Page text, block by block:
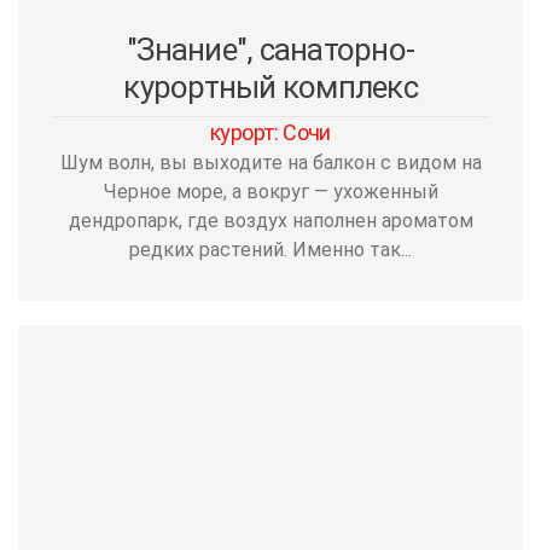
"Знание", санаторно-
курортный комплекс
курорт: Сочи
Шум волн, вы выходите на балкон с видом на
Черное море, а вокруг — ухоженный
дендропарк, где воздух наполнен ароматом
редких растений. Именно так...